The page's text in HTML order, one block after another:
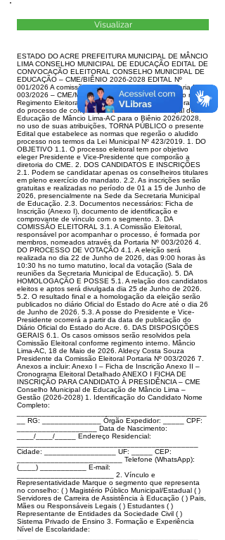
Visualizar
ESTADO DO ACRE PREFEITURA MUNICIPAL DE MÂNCIO
LIMA CONSELHO MUNICIPAL DE EDUCAÇÃO EDITAL DE
CONVOCAÇÃO ELEITORAL CONSELHO MUNICIPAL DE
EDUCAÇÃO – CME/BIÊNIO 2026-2028 EDITAL Nº
001/2026 A comissão eleitoral nomeada pela Portaria Nº
003/2026 – CME/Mâncio Lima--AC com fundamento no
Regimento Eleitoral que disciplina as etapas e os prazos
do processo de composição do Conselho Municipal de
Educação de Mâncio Lima-AC para o Biênio 2026/2028,
no uso de suas atribuições, TORNA PÚBLICO o presente
Edital que estabelece as normas que regerão o aludido
processo nos termos da Lei Municipal Nº 423/2019. 1. DO
OBJETIVO 1.1. O processo eleitoral tem por objetivo
eleger Presidente e Vice-Presidente que comporão a
diretoria do CME. 2. DOS CANDIDATOS E INSCRIÇÕES
2.1. Podem se candidatar apenas os conselheiros titulares
em pleno exercício do mandato. 2.2. As inscrições serão
gratuitas e realizadas no período de 01 a 15 de Junho de
2026, presencialmente na Sede da Secretaria Municipal
de Educação. 2.3. Documentos necessários: Ficha de
Inscrição (Anexo I), documento de identificação e
comprovante de vínculo com o segmento. 3. DA
COMISSÃO ELEITORAL 3.1. A Comissão Eleitoral,
responsável por acompanhar o processo, é formada por
membros, nomeados através da Portaria Nº 003/2026 4.
DO PROCESSO DE VOTAÇÃO 4.1. A eleição será
realizada no dia 22 de Junho de 2026, das 9:00 horas às
10:30 hs no turno matutino, local da votação (Sala de
reuniões da Secretaria Municipal de Educação). 5. DA
HOMOLOGAÇÃO E POSSE 5.1. A relação dos candidatos
eleitos e aptos será divulgada dia 25 de Junho de 2026.
5.2. O resultado final e a homologação da eleição serão
publicados no diário Oficial do Estado do Acre até o dia 26
de Junho de 2026. 5.3. A posse do Presidente e Vice-
Presidente ocorrerá a partir da data de publicação do
Diário Oficial do Estado do Acre. 6. DAS DISPOSIÇÕES
GERAIS 6.1. Os casos omissos serão resolvidos pela
Comissão Eleitoral conforme regimento interno. Mâncio
Lima-AC, 18 de Maio de 2026. Aldecy Costa Souza
Presidente da Comissão Eleitoral Portaria Nº 003/2026 7.
Anexos a incluir: Anexo I – Ficha de Inscrição Anexo II –
Cronograma Eleitoral Detalhado ANEXO I FICHA DE
INSCRIÇÃO PARA CANDIDATO À PRESIDÊNCIA – CME
Conselho Municipal de Educação de Mâncio Lima –
Gestão (2026-2028) 1. Identificação do Candidato Nome
Completo:
__ RG: ______________ Órgão Expedidor: _____ CPF:
___________________ Data de Nascimento:
____/____/_____ Endereço Residencial:
Cidade: _________________ UF: _____ CEP:
_________________________ Telefone (WhatsApp):
(____) ___________ E-mail:
_______________________ 2. Vínculo e
Representatividade Marque o segmento que representa
no conselho: ( ) Magistério Público Municipal/Estadual ( )
Servidores de Carreira de Assistência à Educação ( ) Pais,
Mães ou Responsáveis Legais ( ) Estudantes ( )
Representante de Entidades da Sociedade Civil ( )
Sistema Privado de Ensino 3. Formação e Experiência
Nível de Escolaridade: